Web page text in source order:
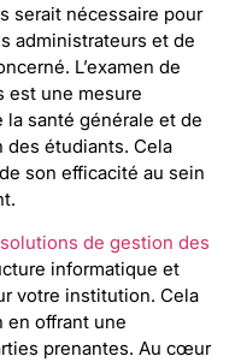
serait nécessaire pour
administrateurs et de
L’examen de
est une mesure
santé générale et de
des étudiants. Cela
son efficacité au sein
de gestion des
informatique et
votre institution. Cela
en offrant une
prenantes. Au cœur